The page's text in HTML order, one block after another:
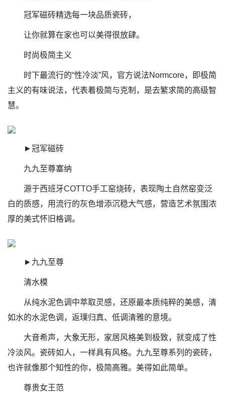
冠军磁砖精选每一块品质瓷砖，
让你就算在家也可以美得很放肆。
时尚极简主义
时下最流行的“性冷淡”风，官方说法Normcore，即极简
主义的有味说法，代表着极简与克制，是去繁求简的高级智
慧。
►冠军磁砖
九九至尊塞纳
源于西班牙COTTO手工窑烧砖，表现陶土自然窑变泛
白的质感，用流行的灰色增添沉稳大气感，营造艺术氛围浓
厚的美式怀旧格调。
►九九至尊
清水模
从纯水泥色调中萃取灵感，还原最本质纯粹的美感，清
如水的水泥色调，返璞归真、低调清雅的意境。
大音希声，大象无形，家居风格美到极致，就变成了性
冷淡风。瓷砖如人，一样具有风格。九九至尊系列的瓷砖，
也许就像那个知性的你，极简高雅。美得如此简单。
尊贵女王范